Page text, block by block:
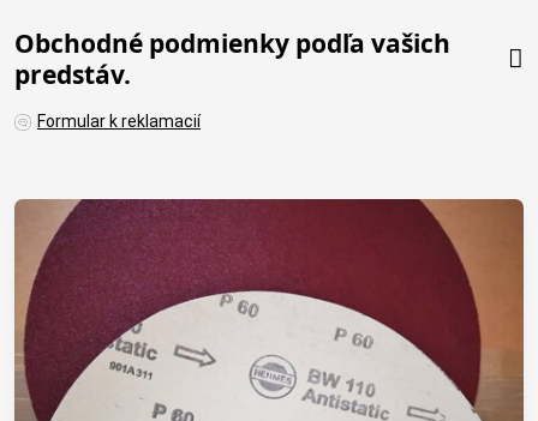
Obchodné podmienky podľa vašich
predstáv.
Formular k reklamacií